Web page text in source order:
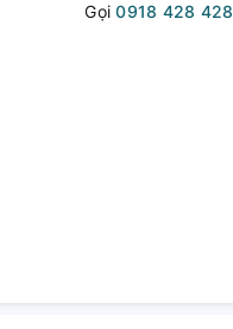
Gọi0918 428 428